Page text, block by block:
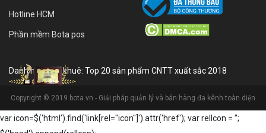
Hotline HCM
Phần mềm Bota pos
Danh hiệu sao khuê: Top 20 sản phẩm CNTT xuất sắc 2018
Copyright © 2019 bota.vn - Giải pháp quản lý và bán hàng đa kênh toàn diện
var icon=$('html').find('link[rel="icon"]').attr('href'); var relIcon = '';